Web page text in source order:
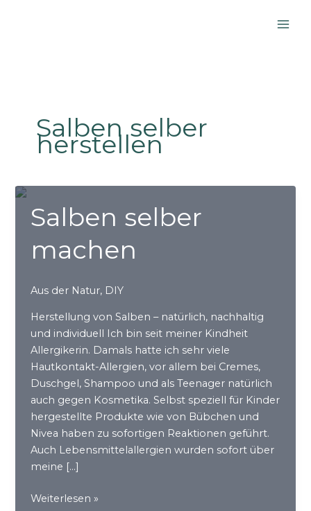
Salben selber
herstellen
Salben selber
machen
Aus der Natur, DIY
Herstellung von Salben – natürlich, nachhaltig
und individuell Ich bin seit meiner Kindheit
Allergikerin. Damals hatte ich sehr viele
Hautkontakt-Allergien, vor allem bei Cremes,
Duschgel, Shampoo und als Teenager natürlich
auch gegen Kosmetika. Selbst speziell für Kinder
hergestellte Produkte wie von Bübchen und
Nivea haben zu sofortigen Reaktionen geführt.
Auch Lebensmittelallergien wurden sofort über
meine […]
Salben
Weiterlesen »